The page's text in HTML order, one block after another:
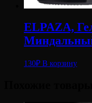
ELPAZA,
130₽ В корзину